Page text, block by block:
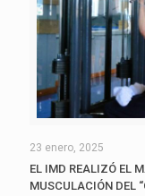
23 enero, 2025
EL IMD REALIZÓ EL
MUSCULACIÓN DEL